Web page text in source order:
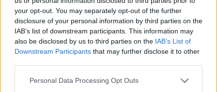
your opt-out. You may separately opt-out of the further
disclosure of your personal information by third parties on the
IAB’s list of downstream participants. This information may
also be disclosed by us to third parties on the IAB’s List of
Downstream Participants that may further disclose it to other
Personal Data Processing Opt Outs
Magyar előadók Sziget-koncertjei